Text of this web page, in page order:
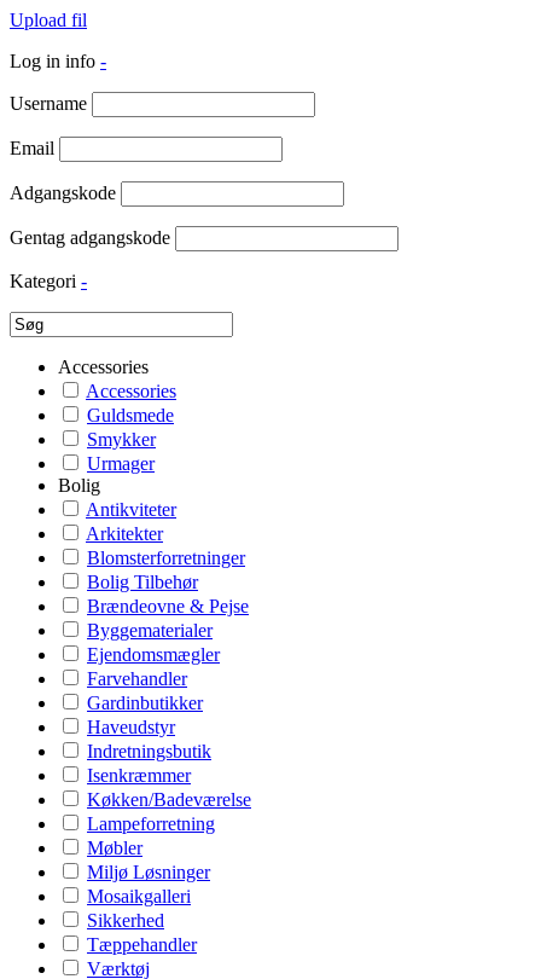
Upload fil
Log in info -
Username
Email
Adgangskode
Gentag adgangskode
Kategori -
Accessories
Accessories
Guldsmede
Smykker
Urmager
Bolig
Antikviteter
Arkitekter
Blomsterforretninger
Bolig Tilbehør
Brændeovne & Pejse
Byggematerialer
Ejendomsmægler
Farvehandler
Gardinbutikker
Haveudstyr
Indretningsbutik
Isenkræmmer
Køkken/Badeværelse
Lampeforretning
Møbler
Miljø Løsninger
Mosaikgalleri
Sikkerhed
Tæppehandler
Værktøj